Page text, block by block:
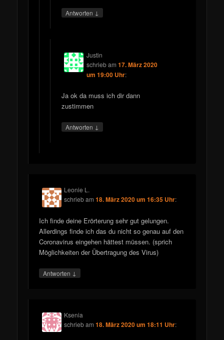
Antworten ↓
Justin
schriebam 17. März 2020
um 19:00 Uhr:
Ja ok da muss ich dir dann
zustimmen
Antworten ↓
Leonie L.
schriebam18. März 2020 um 16:35 Uhr:
Ich finde deine Erörterung sehr gut gelungen.
Allerdings finde ich das du nicht so genau auf den
Coronavirus eingehen hättest müssen. (sprich
Möglichkeiten der Übertragung des Virus)
Antworten ↓
Ksenia
schriebam18. März 2020 um 18:11 Uhr: